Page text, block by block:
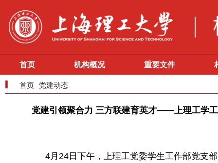
首页 机构概况 重要文件
首页 党建动态
党建引领聚合力 三方联建育英才——上理工学
4月24日下午，上理工党委学生工作部党支部